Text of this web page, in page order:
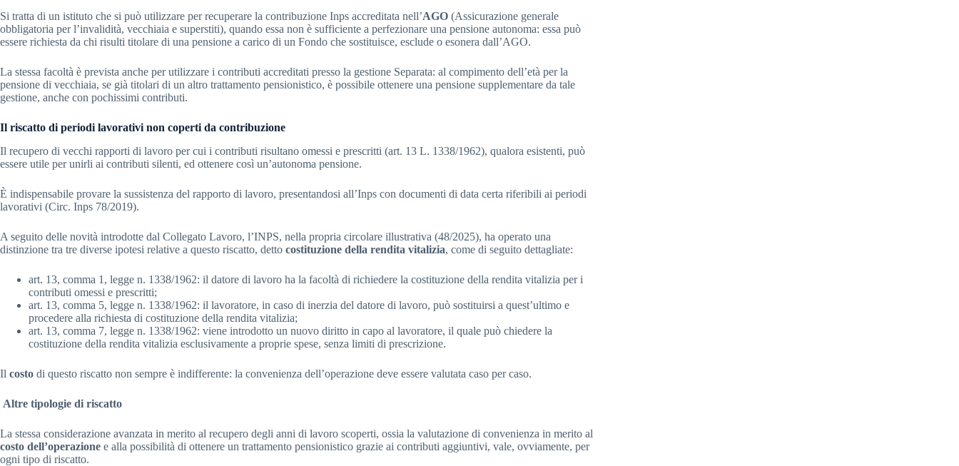
Si tratta di un istituto che si può utilizzare per recuperare la contribuzione Inps accreditata nell’AGO (Assicurazione generale
obbligatoria per l’invalidità, vecchiaia e superstiti), quando essa non è sufficiente a perfezionare una pensione autonoma: essa può
essere richiesta da chi risulti titolare di una pensione a carico di un Fondo che sostituisce, esclude o esonera dall’AGO.
La stessa facoltà è prevista anche per utilizzare i contributi accreditati presso la gestione Separata: al compimento dell’età per la
pensione di vecchiaia, se già titolari di un altro trattamento pensionistico, è possibile ottenere una pensione supplementare da tale
gestione, anche con pochissimi contributi.
Il riscatto di periodi lavorativi non coperti da contribuzione
Il recupero di vecchi rapporti di lavoro per cui i contributi risultano omessi e prescritti (art. 13 L. 1338/1962), qualora esistenti, può
essere utile per unirli ai contributi silenti, ed ottenere così un’autonoma pensione.
È indispensabile provare la sussistenza del rapporto di lavoro, presentandosi all’Inps con documenti di data certa riferibili ai periodi
lavorativi (Circ. Inps 78/2019).
A seguito delle novità introdotte dal Collegato Lavoro, l’INPS, nella propria circolare illustrativa (48/2025), ha operato una
distinzione tra tre diverse ipotesi relative a questo riscatto, detto costituzione della rendita vitalizia, come di seguito dettagliate:
art. 13, comma 1, legge n. 1338/1962: il datore di lavoro ha la facoltà di richiedere la costituzione della rendita vitalizia per i
contributi omessi e prescritti;
art. 13, comma 5, legge n. 1338/1962: il lavoratore, in caso di inerzia del datore di lavoro, può sostituirsi a quest’ultimo e
procedere alla richiesta di costituzione della rendita vitalizia;
art. 13, comma 7, legge n. 1338/1962: viene introdotto un nuovo diritto in capo al lavoratore, il quale può chiedere la
costituzione della rendita vitalizia esclusivamente a proprie spese, senza limiti di prescrizione.
Il costo di questo riscatto non sempre è indifferente: la convenienza dell’operazione deve essere valutata caso per caso.
Altre tipologie di riscatto
La stessa considerazione avanzata in merito al recupero degli anni di lavoro scoperti, ossia la valutazione di convenienza in merito al
costo dell’operazione e alla possibilità di ottenere un trattamento pensionistico grazie ai contributi aggiuntivi, vale, ovviamente, per
ogni tipo di riscatto.